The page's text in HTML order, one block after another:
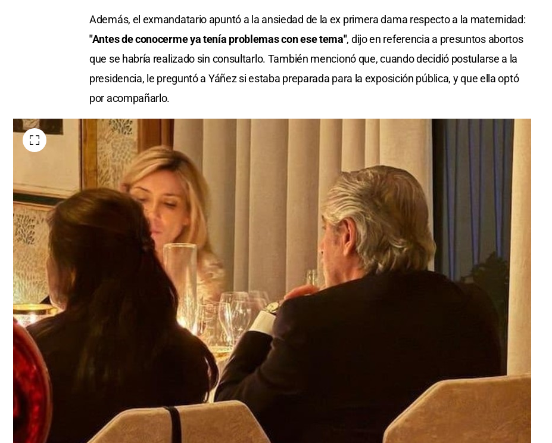
Además, el exmandatario apuntó a la ansiedad de la ex primera dama respecto a la maternidad:
"Antes de conocerme ya tenía problemas con ese tema", dijo en referencia a presuntos abortos
que se habría realizado sin consultarlo. También mencionó que, cuando decidió postularse a la
presidencia, le preguntó a Yáñez si estaba preparada para la exposición pública, y que ella optó
por acompañarlo.